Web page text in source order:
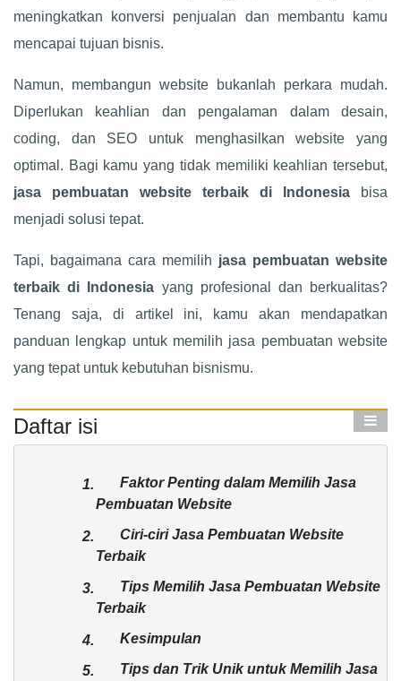
meningkatkan konversi penjualan dan membantu kamu
mencapai tujuan bisnis.
Namun, membangun website bukanlah perkara mudah.
Diperlukan keahlian dan pengalaman dalam desain,
coding, dan SEO untuk menghasilkan website yang
optimal. Bagi kamu yang tidak memiliki keahlian tersebut,
jasa pembuatan website terbaik di Indonesia bisa
menjadi solusi tepat.
Tapi, bagaimana cara memilih jasa pembuatan website
terbaik di Indonesia yang profesional dan berkualitas?
Tenang saja, di artikel ini, kamu akan mendapatkan
panduan lengkap untuk memilih jasa pembuatan website
yang tepat untuk kebutuhan bisnismu.
Daftar isi
1.
Faktor Penting dalam Memilih Jasa
Pembuatan Website
2.
Ciri-ciri Jasa Pembuatan Website
Terbaik
3.
Tips Memilih Jasa Pembuatan Website
Terbaik
4. Kesimpulan
5.
Tips dan Trik Unik untuk Memilih Jasa